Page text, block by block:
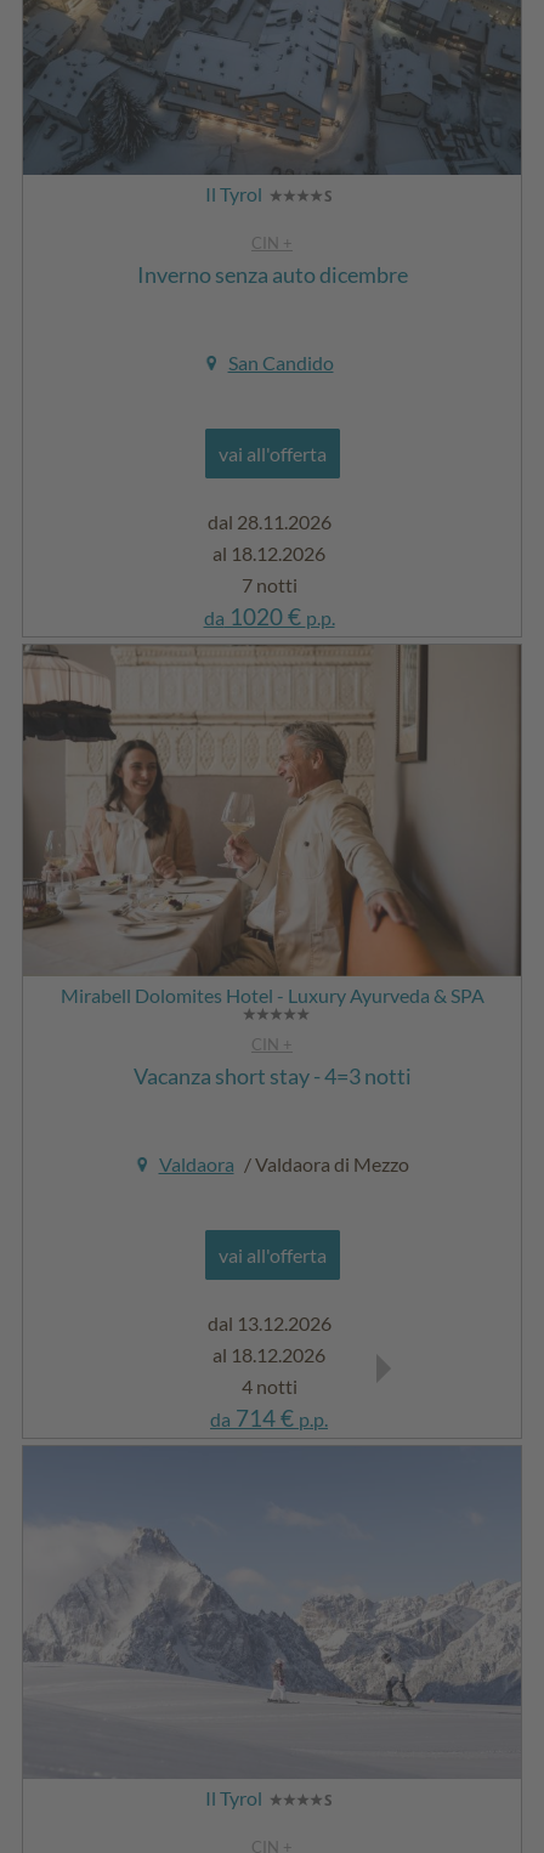
Il Tyrol
CIN +
Inverno senza auto dicembre
San Candido
vai all'offerta
dal 28.11.2026
al 18.12.2026
7 notti
da 1020 € p.p.
Mirabell Dolomites Hotel - Luxury Ayurveda & SPA
CIN +
Vacanza short stay - 4=3 notti
Valdaora / Valdaora di Mezzo
vai all'offerta
dal 13.12.2026
al 18.12.2026
4 notti
da 714 € p.p.
Il Tyrol
CIN +